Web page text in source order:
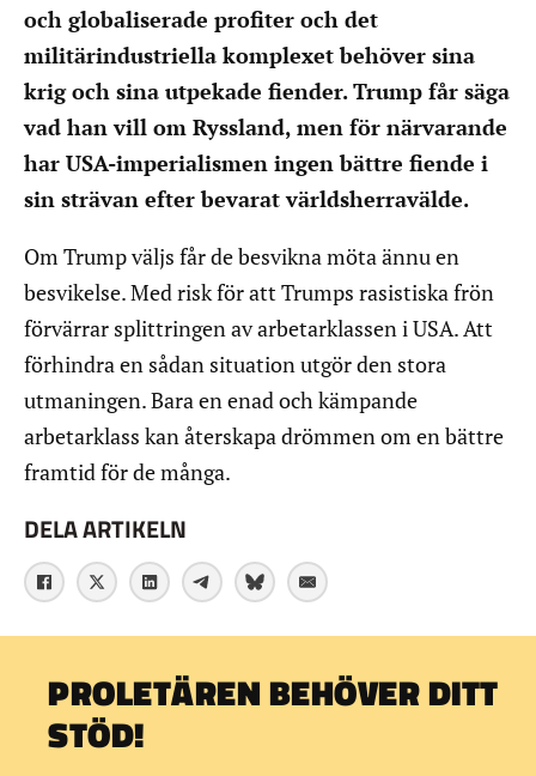
och globaliserade profiter och det
militärindustriella komplexet behöver sina
krig och sina utpekade fiender. Trump får säga
vad han vill om Ryssland, men för närvarande
har USA-imperialismen ingen bättre fiende i
sin strävan efter bevarat världsherravälde.
Om Trump väljs får de besvikna möta ännu en
besvikelse. Med risk för att Trumps rasistiska frön
förvärrar splittringen av arbetarklassen i USA. Att
förhindra en sådan situation utgör den stora
utmaningen. Bara en enad och kämpande
arbetarklass kan återskapa drömmen om en bättre
framtid för de många.
DELA ARTIKELN
PROLETÄREN BEHÖVER DITT
STÖD!